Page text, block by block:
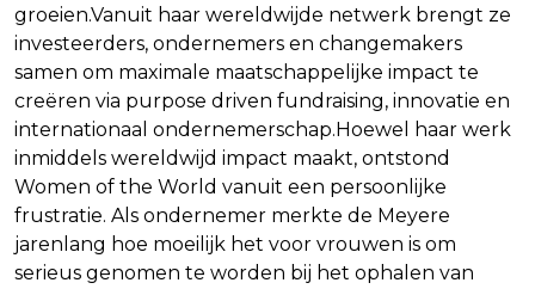
groeien.Vanuit haar wereldwijde netwerk brengt ze
investeerders, ondernemers en changemakers
samen om maximale maatschappelijke impact te
creëren via purpose driven fundraising, innovatie en
internationaal ondernemerschap.Hoewel haar werk
inmiddels wereldwijd impact maakt, ontstond
Women of the World vanuit een persoonlijke
frustratie. Als ondernemer merkte de Meyere
jarenlang hoe moeilijk het voor vrouwen is om
serieus genomen te worden bij het ophalen van